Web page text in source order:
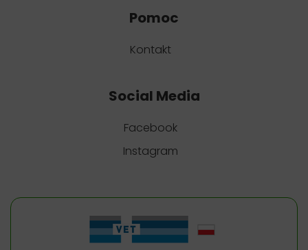
Pomoc
Kontakt
Social Media
Facebook
Instagram